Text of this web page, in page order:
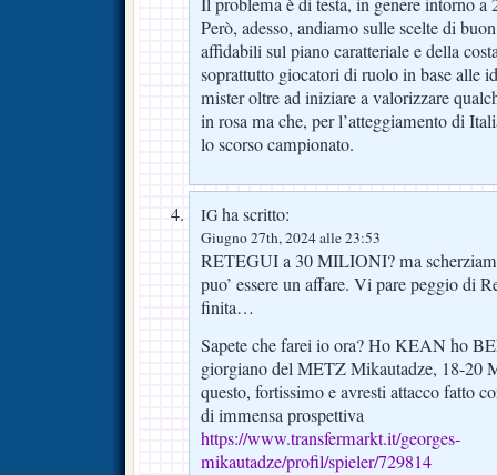
Però, adesso, andiamo sulle scelte di
affidabili sul piano caratteriale e della
soprattutto giocatori di ruolo in base alle
mister oltre ad iniziare a valorizzare
in rosa ma che, per l’atteggiamento di
lo scorso campionato.
IG ha scritto:
Giugno 27th, 2024 alle 23:53
RETEGUI a 30 MILIONI? ma
puo’ essere un affare. Vi pare peggio di
finita…
Sapete che farei io ora? Ho KEAN ho
giorgiano del METZ Mikautadze, 18-20
questo, fortissimo e avresti attacco fatto
di immensa prospettiva
https://www.transfermarkt.it/georges-
mikautadze/profil/spieler/729814